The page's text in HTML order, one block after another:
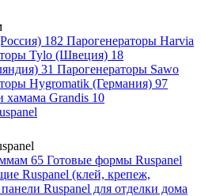
182 Парогенераторы Harvia
Tylo (Швеция) 18
31 Парогенераторы Sawo
Hygromatik (Германия) 97
хамама Grandis 10
65 Готовые формы Ruspanel
Ruspanel (клей, крепеж,
Ruspanel для отделки дома